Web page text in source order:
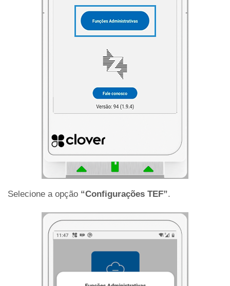
Selecione a opção “Configurações TEF”.